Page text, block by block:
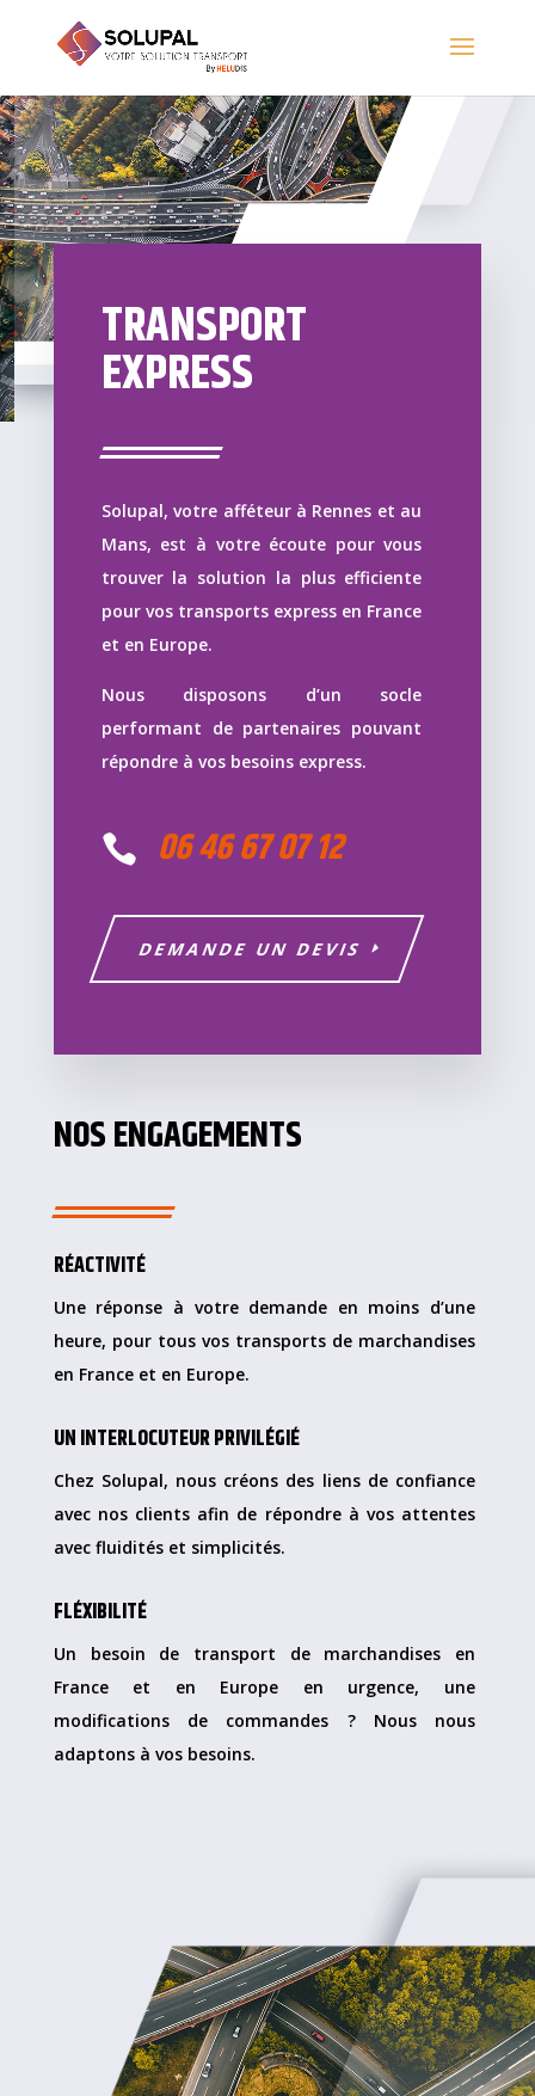
TRANSPORT
EXPRESS
Solupal, votre afféteur à Rennes et au
Mans, est à votre écoute pour vous
trouver la solution la plus efficiente
pour vos transports express en France
et en Europe.
Nous disposons d’un socle
performant de partenaires pouvant
répondre à vos besoins express.
 06 46 67 07 12
DEMANDE UN DEVIS
NOS ENGAGEMENTS
RÉACTIVITÉ
Une réponse à votre demande en moins d’une
heure, pour tous vos transports de marchandises
en France et en Europe.
UN INTERLOCUTEUR PRIVILÉGIÉ
Chez Solupal, nous créons des liens de confiance
avec nos clients afin de répondre à vos attentes
avec fluidités et simplicités.
FLÉXIBILITÉ
Un besoin de transport de marchandises en
France et en Europe en urgence, une
modifications de commandes ? Nous nous
adaptons à vos besoins.